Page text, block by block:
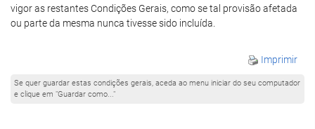
vigor as restantes Condições Gerais, como se tal provisão afetada
ou parte da mesma nunca tivesse sido incluída.
Imprimir
Se quer guardar estas condições gerais, aceda ao menu iniciar do seu computador
e clique em "Guardar como..."